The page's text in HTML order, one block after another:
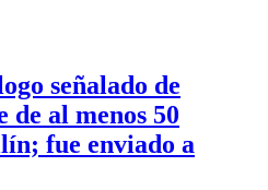
señalado de
de al menos 50
fue enviado a